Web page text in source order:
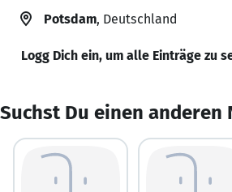
Potsdam, Deutschland
Logg Dich ein, um alle Einträge zu
Suchst Du einen anderen